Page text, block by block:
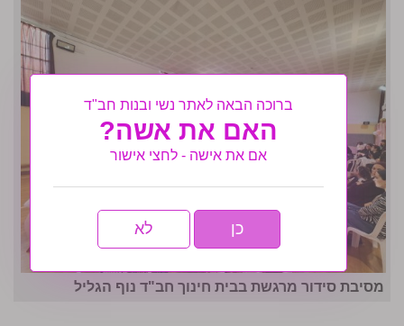
מסיבת סידור מרגשת בבית חינוך חב"ד נוף הגליל
ברוכה הבאה לאתר נשי ובנות חב"ד
האם את אשה?
אם את אישה - לחצי אישור
כן לא